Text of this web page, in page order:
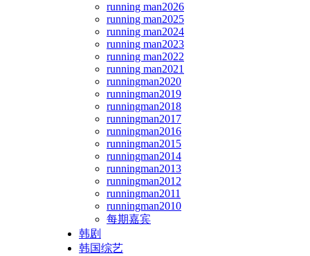
running man2026
running man2025
running man2024
running man2023
running man2022
running man2021
runningman2020
runningman2019
runningman2018
runningman2017
runningman2016
runningman2015
runningman2014
runningman2013
runningman2012
runningman2011
runningman2010
每期嘉宾
韩剧
韩国综艺